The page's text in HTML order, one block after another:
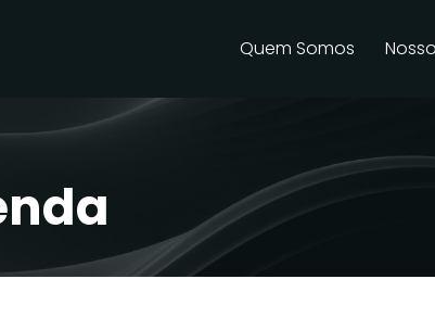
Quem Somos